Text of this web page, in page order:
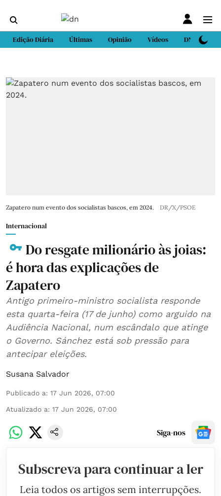
Edição Diária Últimas Opinião Vídeos DN Sport
Zapatero num evento dos socialistas bascos, em 2024. DR/X/PSOE
Internacional
Do resgate milionário às joias:
é hora das explicações de
Zapatero
Antigo primeiro-ministro socialista responde
esta quarta-feira (17 de junho) como arguido na
Audiência Nacional, num escândalo que atinge
o Governo. Sánchez está sob pressão para
antecipar eleições.
Susana Salvador
Publicado a: 17 Jun 2026, 07:00
Atualizado a: 17 Jun 2026, 07:00
Siga-nos
Subscreva para continuar a ler
Leia todos os artigos sem interrupções.